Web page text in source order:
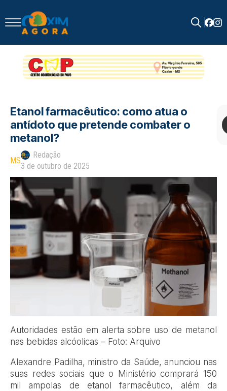
for:
Etanol farmacêutico: como atua o
antídoto que pretende combater o
metanol?
MS
Redação
3 de outubro de 2025
Autoridades estão em alerta sobre uso de metanol
nas bebidas alcóolicas – Foto: Arquivo
Alexandre Padilha, ministro da Saúde, anunciou nas
suas redes sociais que o Ministério comprará 150
mil ampolas de etanol farmacêutico, além da